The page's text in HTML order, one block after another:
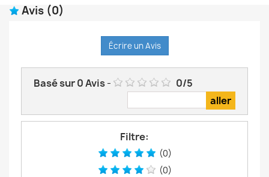
Avis (0)
Écrire un Avis
Basé sur0Avis- 0/5
Filtre:
(0)
(0)